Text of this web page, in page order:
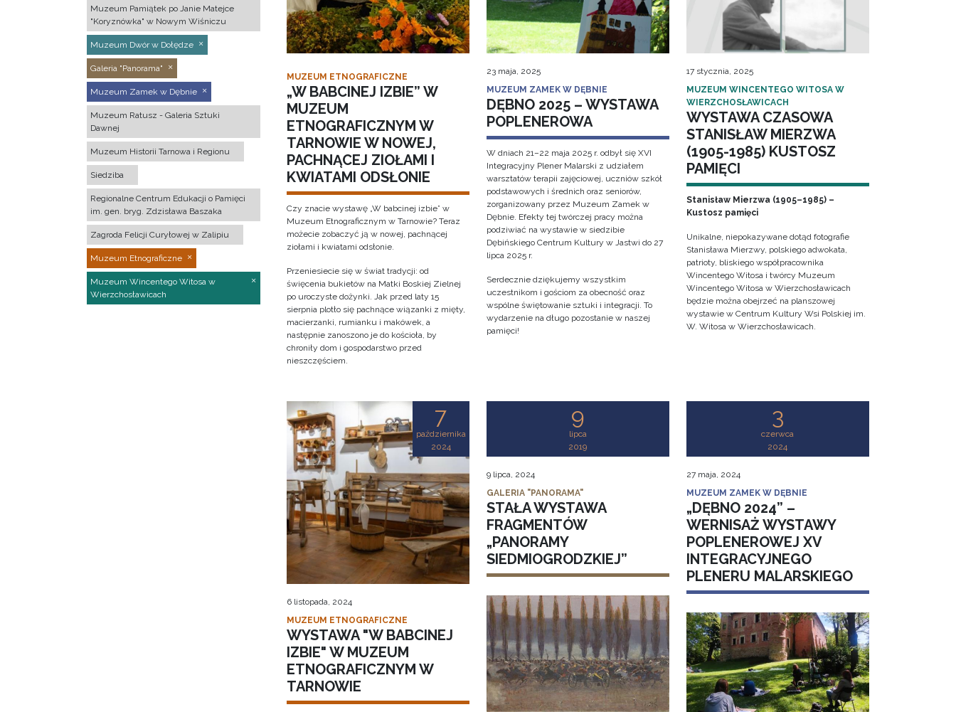
Muzeum Pamiątek po Janie Matejce
"Koryznówka" w Nowym Wiśniczu
Muzeum Dwór w Dołędze
Galeria "Panorama"
Muzeum Zamek w Dębnie
Muzeum Ratusz - Galeria Sztuki
Dawnej
Muzeum Historii Tarnowa i Regionu
Siedziba
Regionalne Centrum Edukacji o Pamięci
im. gen. bryg. Zdzisława Baszaka
Zagroda Felicji Curyłowej w Zalipiu
Muzeum Etnograficzne
Muzeum Wincentego Witosa w
Wierzchosławicach
MUZEUM ETNOGRAFICZNE
„W BABCINEJ IZBIE” W
MUZEUM
ETNOGRAFICZNYM W
TARNOWIE W NOWEJ,
PACHNĄCEJ ZIOŁAMI I
KWIATAMI ODSŁONIE
Czy znacie wystawę „W babcinej izbie” w
Muzeum Etnograficznym w Tarnowie? Teraz
możecie zobaczyć ją w nowej, pachnącej
ziołami i kwiatami odsłonie.
Przeniesiecie się w świat tradycji: od
święcenia bukietów na Matki Boskiej Zielnej
po uroczyste dożynki. Jak przed laty 15
sierpnia plotło się pachnące wiązanki z mięty,
macierzanki, rumianku i makówek, a
następnie zanoszono je do kościoła, by
chroniły dom i gospodarstwo przed
nieszczęściem.
23 maja, 2025
MUZEUM ZAMEK W DĘBNIE
DĘBNO 2025 – WYSTAWA
POPLENEROWA
W dniach 21–22 maja 2025 r. odbył się XVI
Integracyjny Plener Malarski z udziałem
warsztatów terapii zajęciowej, uczniów szkół
podstawowych i średnich oraz seniorów,
zorganizowany przez Muzeum Zamek w
Dębnie. Efekty tej twórczej pracy można
podziwiać na wystawie w siedzibie
Dębińskiego Centrum Kultury w Jastwi do 27
lipca 2025 r.
Serdecznie dziękujemy wszystkim
uczestnikom i gościom za obecność oraz
wspólne świętowanie sztuki i integracji. To
wydarzenie na długo pozostanie w naszej
pamięci!
17 stycznia, 2025
MUZEUM WINCENTEGO WITOSA W
WIERZCHOSŁAWICACH
WYSTAWA CZASOWA
STANISŁAW MIERZWA
(1905-1985) KUSTOSZ
PAMIĘCI
Stanisław Mierzwa (1905–1985) –
Kustosz pamięci
Unikalne, niepokazywane dotąd fotografie
Stanisława Mierzwy, polskiego adwokata,
patrioty, bliskiego współpracownika
Wincentego Witosa i twórcy Muzeum
Wincentego Witosa w Wierzchosławicach
będzie można obejrzeć na planszowej
wystawie w Centrum Kultury Wsi Polskiej im.
W. Witosa w Wierzchosławicach.
7
października
2024
6 listopada, 2024
MUZEUM ETNOGRAFICZNE
WYSTAWA "W BABCINEJ
IZBIE" W MUZEUM
ETNOGRAFICZNYM W
TARNOWIE
9
lipca
2019
9 lipca, 2024
GALERIA "PANORAMA"
STAŁA WYSTAWA
FRAGMENTÓW
„PANORAMY
SIEDMIOGRODZKIEJ”
3
czerwca
2024
27 maja, 2024
MUZEUM ZAMEK W DĘBNIE
„DĘBNO 2024” –
WERNISAŻ WYSTAWY
POPLENEROWEJ XV
INTEGRACYJNEGO
PLENERU MALARSKIEGO